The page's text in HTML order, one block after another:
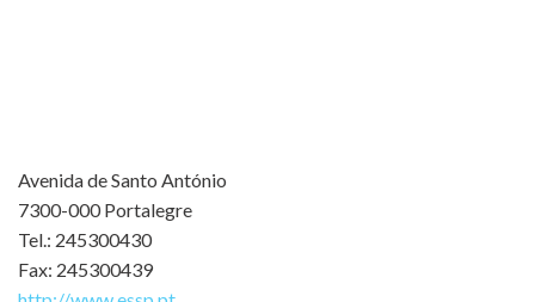
Avenida de Santo António
7300-000 Portalegre
Tel.: 245300430
Fax: 245300439